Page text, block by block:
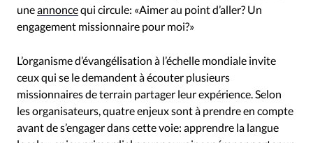
uneannoncequi circule: «Aimer au point d’aller? Un
engagement missionnaire pour moi?»
L’organisme d’évangélisation à l’échelle mondiale invite
ceux qui se le demandent à écouter plusieurs
missionnaires de terrain partager leur expérience. Selon
les organisateurs, quatre enjeux sont à prendre en compte
avant de s’engager dans cette voie: apprendre la langue